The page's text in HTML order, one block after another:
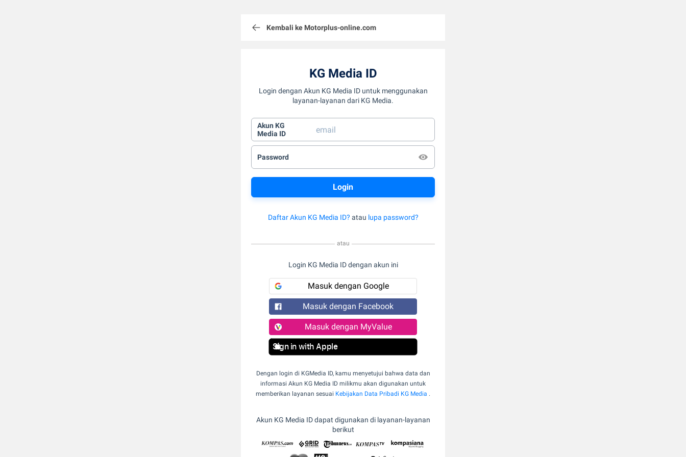
Kembali ke Motorplus-online.com
KG Media ID
Login dengan Akun KG Media ID untuk menggunakan
layanan-layanan dari KG Media.
Akun KG
Media ID
Password
Daftar Akun KG Media ID? atau lupa password?
atau
Login KG Media ID dengan akun ini
Masuk dengan Google
Masuk dengan Facebook
Masuk dengan MyValue
Sign in with Apple
Dengan login di KGMedia ID, kamu menyetujui bahwa data dan
informasi Akun KG Media ID milikmu akan digunakan untuk
memberikan layanan sesuai Kebijakan Data Pribadi KG Media .
Akun KG Media ID dapat digunakan di layanan-layanan
berikut